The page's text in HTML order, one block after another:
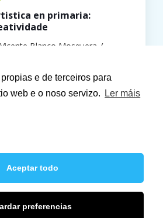
en primaria:
Vicente Blanco Mosquera
de privacidade Política de cookies
e de terceiros para
web e o noso servizo.
Ler máis
Aceptar todo
preferencias